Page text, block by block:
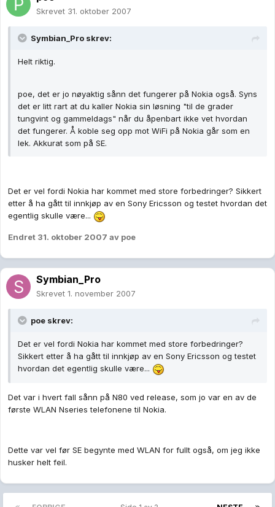
Skrevet 31. oktober 2007
Symbian_Pro skrev:
Helt riktig.
poe, det er jo nøyaktig sånn det fungerer på Nokia også. Syns
det er litt rart at du kaller Nokia sin løsning "til de grader
tungvint og gammeldags" når du åpenbart ikke vet hvordan
det fungerer. Å koble seg opp mot WiFi på Nokia går som en
lek. Akkurat som på SE.
Det er vel fordi Nokia har kommet med store forbedringer? Sikkert
etter å ha gått til innkjøp av en Sony Ericsson og testet hvordan det
egentlig skulle være...
Endret 31. oktober 2007 av poe
Symbian_Pro
Skrevet 1. november 2007
poe skrev:
Det er vel fordi Nokia har kommet med store forbedringer?
Sikkert etter å ha gått til innkjøp av en Sony Ericsson og testet
hvordan det egentlig skulle være...
Det var i hvert fall sånn på N80 ved release, som jo var en av de
første WLAN Nseries telefonene til Nokia.
Dette var vel før SE begynte med WLAN for fullt også, om jeg ikke
husker helt feil.